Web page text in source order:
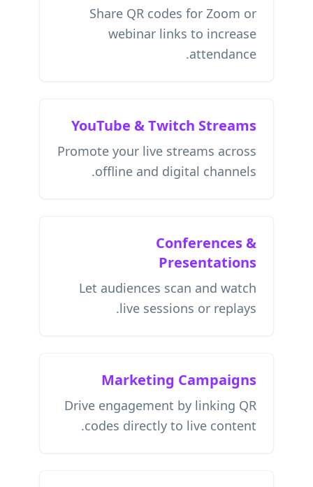
Share QR codes for Zoom or
webinar links to increase
attendance.
YouTube & Twitch Streams
Promote your live streams across
offline and digital channels.
Conferences &
Presentations
Let audiences scan and watch
live sessions or replays.
Marketing Campaigns
Drive engagement by linking QR
codes directly to live content.